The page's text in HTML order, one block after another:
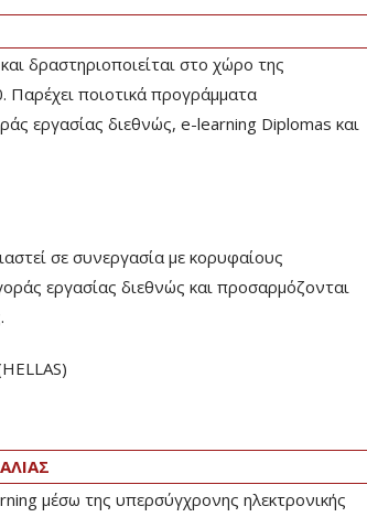
δραστηριοποιείται στο χώρο της
Παρέχει ποιοτικά προγράμματα
εργασίας διεθνώς, e-learning Diplomas και
σε συνεργασία με κορυφαίους
εργασίας διεθνώς και προσαρμόζονται
μέσω της υπερσύγχρονης ηλεκτρονικής